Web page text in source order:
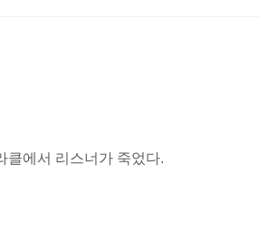
클에서 리스너가 죽었다.